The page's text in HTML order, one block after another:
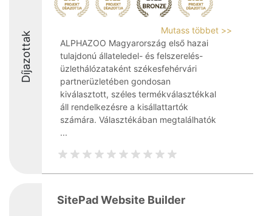
Díjazottak
Mutass többet >>
ALPHAZOO Magyarország első hazai
tulajdonú állateledel- és felszerelés-
üzlethálózataként székesfehérvári
partnerüzletében gondosan
kiválasztott, széles termékválasztékkal
áll rendelkezésre a kisállattartók
számára. Választékában megtalálhatók
...
SitePad Website Builder